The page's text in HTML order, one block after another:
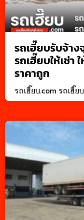
รถเฮี๊ยบรับจ้าง
รถเฮี๊ยบให้เช่า
ราคาถูก
รถเฮี๊ยบ.com รถเฮี๊